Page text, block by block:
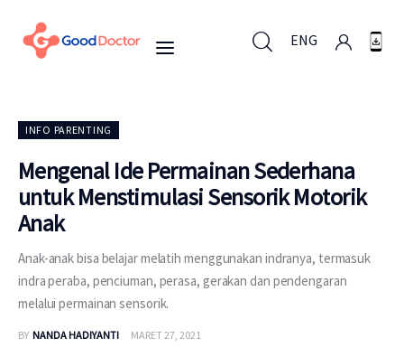
ENG
Untuk Bisnis
Untuk Anda
Mengapa Good Doctor
Berita
INFO PARENTING
Mengenal Ide Permainan Sederhana
untuk Menstimulasi Sensorik Motorik
Anak
Anak-anak bisa belajar melatih menggunakan indranya, termasuk
indra peraba, penciuman, perasa, gerakan dan pendengaran
melalui permainan sensorik.
BY NANDA HADIYANTI MARET 27, 2021